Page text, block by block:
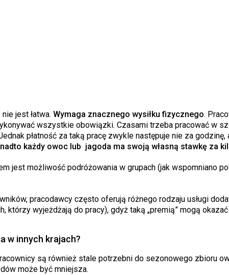
jest łatwa. Wymaga znacznego wysiłku fizycznego.
wszystkie obowiązki. Czasami trzeba pracować w
płatność za taką pracę zwykle następuje nie za
każdy owoc lub jagoda ma swoją własną stawkę za
jest możliwość podróżowania w grupach (jak wspomniano
pracodawcy często oferują różnego rodzaju usługi
którzy wyjeżdżają do pracy), gdyż taką „premią” mogą
w innych krajach?
są również stale potrzebni do sezonowego zbioru
może być mniejsza.